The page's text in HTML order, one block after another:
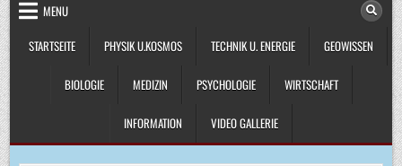
MENU
STARTSEITE
PHYSIK U.KOSMOS TECHNIK U. ENERGIE GEOWISSEN
BIOLOGIE MEDIZIN PSYCHOLOGIE WIRTSCHAFT
INFORMATION VIDEO GALLERIE